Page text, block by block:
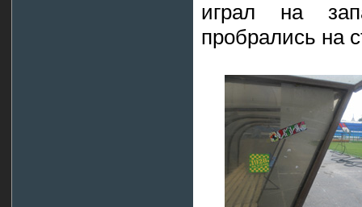
играл на
пробрались на